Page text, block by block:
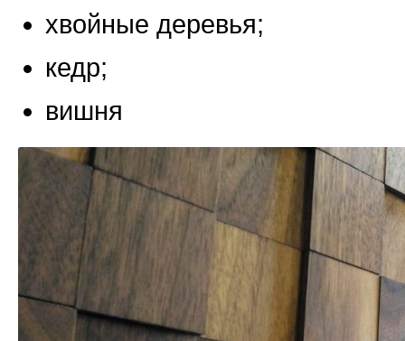
хвойные деревья;
кедр;
вишня